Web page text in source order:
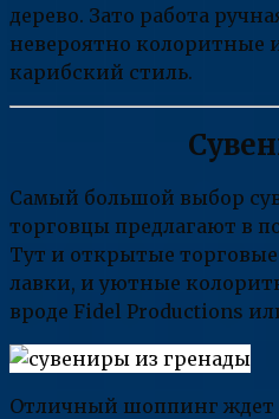
дерево. Зато работа
невероятно колоритные
карибский стиль.
Самый большой выбор
торговцы предлагают в
Тут и открытые
лавки, и уютные
вроде Fidel Productions
Отличный шоппинг ждет